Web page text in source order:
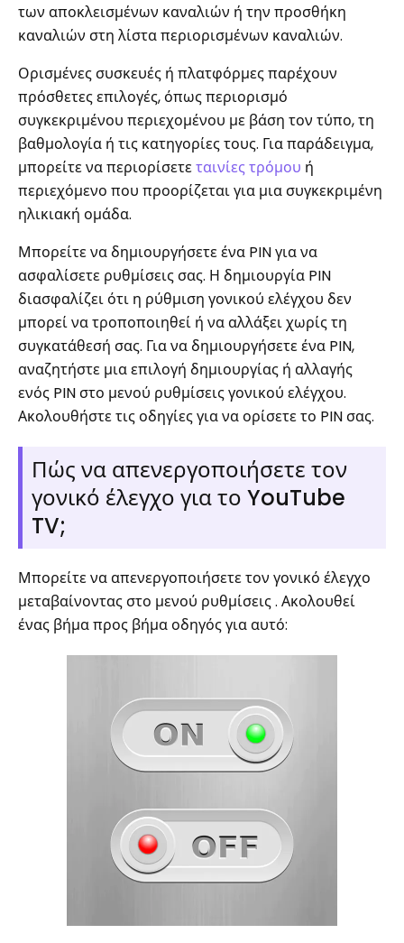
των αποκλεισμένων καναλιών ή την προσθήκη
καναλιών στη λίστα περιορισμένων καναλιών.
Ορισμένες συσκευές ή πλατφόρμες παρέχουν
πρόσθετες επιλογές, όπως περιορισμό
συγκεκριμένου περιεχομένου με βάση τον τύπο, τη
βαθμολογία ή τις κατηγορίες τους. Για παράδειγμα,
μπορείτε να περιορίσετεταινίες τρόμου ή
περιεχόμενο που προορίζεται για μια συγκεκριμένη
ηλικιακή ομάδα.
Μπορείτε να δημιουργήσετε ένα PIN για να
ασφαλίσετε ρυθμίσεις σας. Η δημιουργία PIN
διασφαλίζει ότι η ρύθμιση γονικού ελέγχου δεν
μπορεί να τροποποιηθεί ή να αλλάξει χωρίς τη
συγκατάθεσή σας. Για να δημιουργήσετε ένα PIN,
αναζητήστε μια επιλογή δημιουργίας ή αλλαγής
ενός PIN στο μενού ρυθμίσεις γονικού ελέγχου.
Ακολουθήστε τις οδηγίες για να ορίσετε το PIN σας.
Πώς να απενεργοποιήσετε τον
γονικό έλεγχο για το YouTube
TV;
Μπορείτε να απενεργοποιήσετε τον γονικό έλεγχο
μεταβαίνοντας στο μενού ρυθμίσεις . Ακολουθεί
ένας βήμα προς βήμα οδηγός για αυτό: